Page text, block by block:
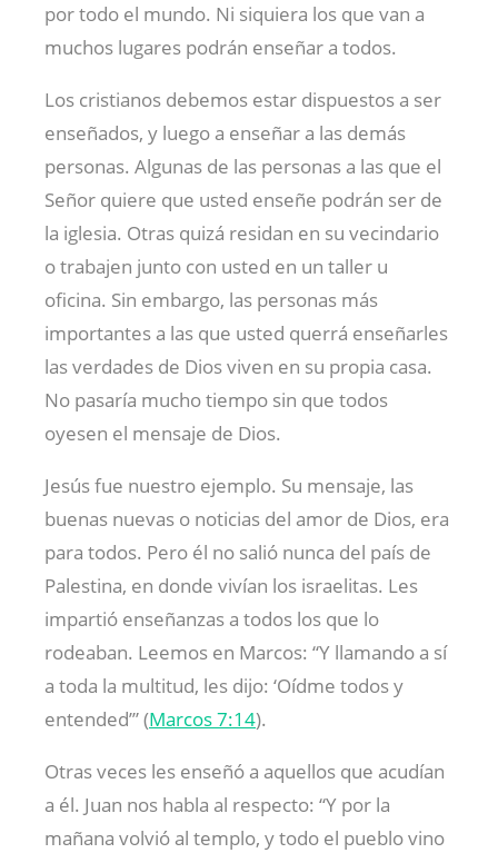
por todo el mundo. Ni siquiera los que van a
muchos lugares podrán enseñar a todos.
Los cristianos debemos estar dispuestos a ser
enseñados, y luego a enseñar a las demás
personas. Algunas de las personas a las que el
Señor quiere que usted enseñe podrán ser de
la iglesia. Otras quizá residan en su vecindario
o trabajen junto con usted en un taller u
oficina. Sin embargo, las personas más
importantes a las que usted querrá enseñarles
las verdades de Dios viven en su propia casa.
No pasaría mucho tiempo sin que todos
oyesen el mensaje de Dios.
Jesús fue nuestro ejemplo. Su mensaje, las
buenas nuevas o noticias del amor de Dios, era
para todos. Pero él no salió nunca del país de
Palestina, en donde vivían los israelitas. Les
impartió enseñanzas a todos los que lo
rodeaban. Leemos en Marcos: “Y llamando a sí
a toda la multitud, les dijo: ‘Oídme todos y
entended’” (Marcos 7:14).
Otras veces les enseñó a aquellos que acudían
a él. Juan nos habla al respecto: “Y por la
mañana volvió al templo, y todo el pueblo vino